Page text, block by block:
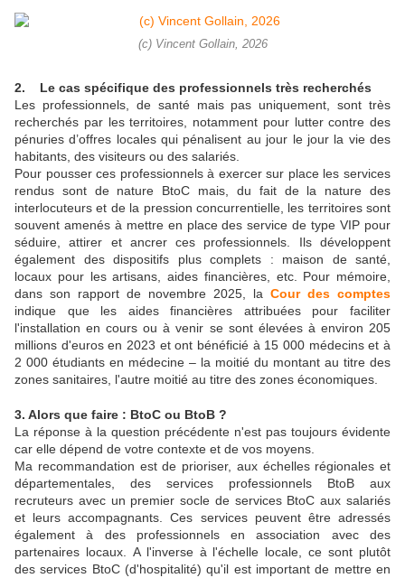
(c) Vincent Gollain, 2026
2. Le cas spécifique des professionnels très recherchés
Les professionnels, de santé mais pas uniquement, sont très
recherchés par les territoires, notamment pour lutter contre des
pénuries d’offres locales qui pénalisent au jour le jour la vie des
habitants, des visiteurs ou des salariés.
Pour pousser ces professionnels à exercer sur place les services
rendus sont de nature BtoC mais, du fait de la nature des
interlocuteurs et de la pression concurrentielle, les territoires sont
souvent amenés à mettre en place des service de type VIP pour
séduire, attirer et ancrer ces professionnels. Ils développent
également des dispositifs plus complets : maison de santé,
locaux pour les artisans, aides financières, etc. Pour mémoire,
dans son rapport de novembre 2025, la Cour des comptes
indique que les aides financières attribuées pour faciliter
l'installation en cours ou à venir se sont élevées à environ 205
millions d'euros en 2023 et ont bénéficié à 15 000 médecins et à
2 000 étudiants en médecine – la moitié du montant au titre des
zones sanitaires, l'autre moitié au titre des zones économiques.
3. Alors que faire : BtoC ou BtoB ?
La réponse à la question précédente n'est pas toujours évidente
car elle dépend de votre contexte et de vos moyens.
Ma recommandation est de prioriser, aux échelles régionales et
départementales, des services professionnels BtoB aux
recruteurs avec un premier socle de services BtoC aux salariés
et leurs accompagnants. Ces services peuvent être adressés
également à des professionnels en association avec des
partenaires locaux. A l'inverse à l'échelle locale, ce sont plutôt
des services BtoC (d'hospitalité) qu'il est important de mettre en